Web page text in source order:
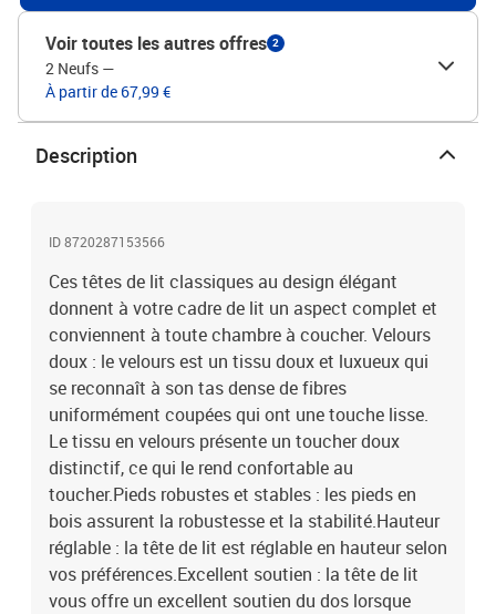
5 x 78/88 cm (l x P x H)La livraison contient :2 x tête de lit
Voir toutes les autres offres 2
2 Neufs —
À partir de 67,99 €
Description
ID 8720287153566
Ces têtes de lit classiques au design élégant
donnent à votre cadre de lit un aspect complet et
conviennent à toute chambre à coucher. Velours
doux : le velours est un tissu doux et luxueux qui
se reconnaît à son tas dense de fibres
uniformément coupées qui ont une touche lisse.
Le tissu en velours présente un toucher doux
distinctif, ce qui le rend confortable au
toucher.Pieds robustes et stables : les pieds en
bois assurent la robustesse et la stabilité.Hauteur
réglable : la tête de lit est réglable en hauteur selon
vos préférences.Excellent soutien : la tête de lit
vous offre un excellent soutien du dos lorsque